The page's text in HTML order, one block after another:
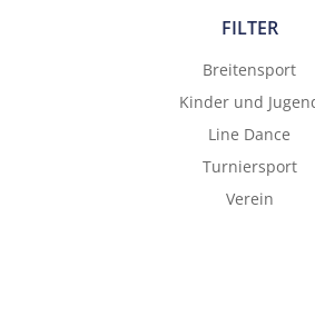
FILTER
Breitensport
Kinder und
Line Dance
Turniersport
Verein